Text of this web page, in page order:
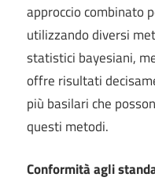
approccio combinato
utilizzando diversi
statistici bayesiani,
offre risultati
più basilari che
questi metodi.
Conformità agli